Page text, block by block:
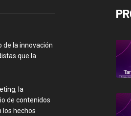
de la innovación
que la
la
de contenidos
los hechos